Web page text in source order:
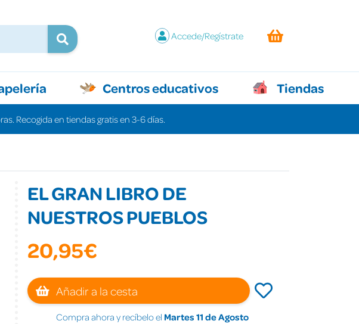
Accede/Regístrate
Centros educativos Tiendas
Recogida en tiendas gratis en 3-6 días.
EL GRAN LIBRO DE
NUESTROS PUEBLOS
20,95€
Añadir a la cesta
Compra ahora y recíbelo el Martes 11 de Agosto